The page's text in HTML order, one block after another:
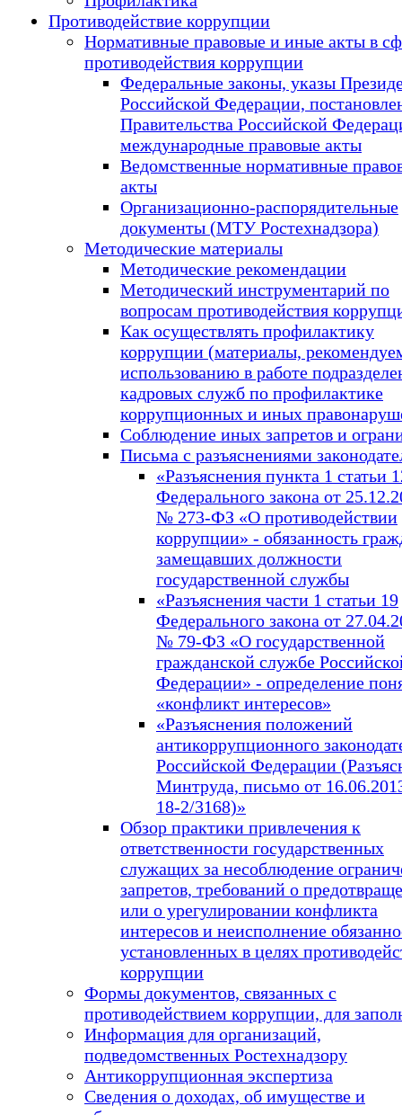
Противодействие коррупции
Нормативные правовые и иные акты в
противодействия коррупции
Федеральные законы, указы
Российской Федерации,
Правительства Российской
международные правовые акты
Ведомственные нормативные
акты
Организационно-распорядительные
документы (МТУ Ростехнадзора)
Методические материалы
Методические рекомендации
Методический инструментарий по
вопросам противодействия
Как осуществлять профилактику
коррупции (материалы,
использованию в работе
кадровых служб по профилактике
коррупционных и иных
Соблюдение иных запретов и
Письма с разъяснениями
«Разъяснения пункта 1 статьи
Федерального закона от
№ 273-ФЗ «О противодействии
коррупции» - обязанность
замещавших должности
государственной службы
«Разъяснения части 1 статьи 19
Федерального закона от
№ 79-ФЗ «О государственной
гражданской службе
Федерации» - определение
«конфликт интересов»
«Разъяснения положений
антикоррупционного
Российской Федерации
Минтруда, письмо от
18-2/3168)»
Обзор практики привлечения к
ответственности государственных
служащих за несоблюдение
запретов, требований о
или о урегулировании конфликта
интересов и неисполнение
установленных в целях
коррупции
Формы документов, связанных с
противодействием коррупции, для
Информация для организаций,
подведомственных Ростехнадзору
Антикоррупционная экспертиза
Сведения о доходах, об имуществе и